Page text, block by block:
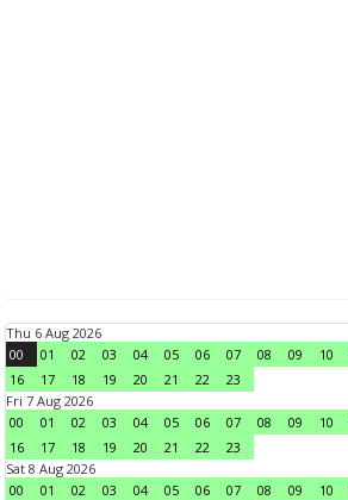
Thu 6 Aug 2026
00
01 02 03 04 05 06 07 08 09 10
16
17 18 19 20 21 22
23
Fri 7 Aug 2026
00
01 02 03 04 05 06 07 08 09 10
16
17 18 19 20 21 22
23
Sat 8 Aug 2026
00
01 02 03 04 05 06 07 08 09 10